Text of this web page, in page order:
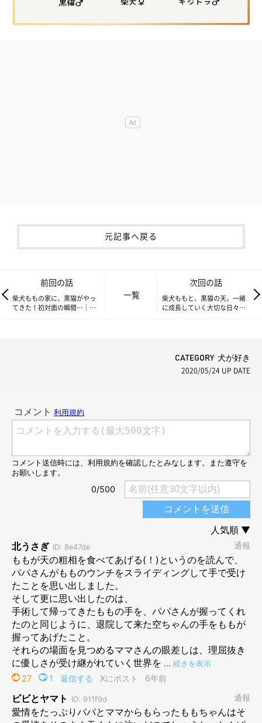
元記事へ戻る
前回の話
柴犬ももの家に、黒猫がやっ
てきた！初対面の瞬間…｜連
一覧
次回の話
柴犬ももと、黒猫の天。一緒
に成長していく大切な日々｜
CATEGORY 犬が好き
2020/05/24 UP DATE